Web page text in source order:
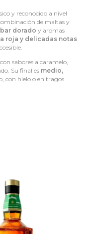
y reconocido a nivel
de maltas y
dorado y aromas
roja y delicadas notas
, con sabores a caramelo,
Su final es medio,
con hielo o en tragos